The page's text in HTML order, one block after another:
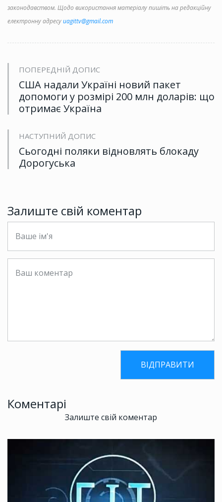
законодавством. Щодо використання матеріалу пишіть на редакційну
електронну адресуuagittv@gmail.com
ПОПЕРЕДНІЙ ДОПИС
США надали Україні новий пакет
допомоги у розмірі 200 млн доларів: що
отримає Україна
НАСТУПНИЙ ДОПИС
Сьогодні поляки відновлять блокаду
Дорогуська
Залиште свій коментар
Коментарі
Залиште свій коментар